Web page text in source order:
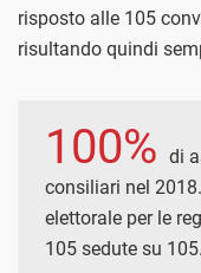
risposto alle 105
risultando quindi
100% di
consiliari nel
elettorale per le
105 sedute su 105.